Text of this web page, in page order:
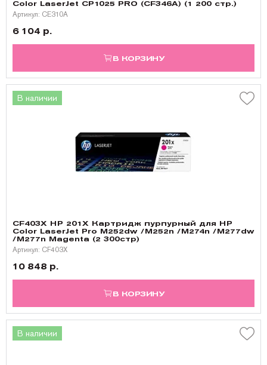
Color LaserJet CP1025 PRO (CF346A) (1 200 стр.)
Артикул: CE310A
6 104 р.
В КОРЗИНУ
В наличии
CF403X HP 201X Картридж пурпурный для HP
Color LaserJet Pro M252dw /M252n /M274n /M277dw
/M277n Magenta (2 300стр)
Артикул: CF403X
10 848 р.
В КОРЗИНУ
В наличии